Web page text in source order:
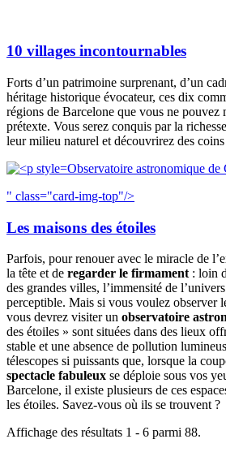
10 villages incontournables
Forts d’un patrimoine surprenant, d’un
héritage historique évocateur, ces dix
régions de Barcelone que vous ne pouvez
prétexte. Vous serez conquis par la
leur milieu naturel et découvrirez des
Observatoire astronomique de
" class="card-img-top"/>
Les maisons des étoiles
Parfois, pour renouer avec le miracle de
la tête et de regarder le firmament : loin
des grandes villes, l’immensité de
perceptible. Mais si vous voulez observer
vous devrez visiter un observatoire
des étoiles » sont situées dans des lieux
stable et une absence de pollution
télescopes si puissants que, lorsque la
spectacle fabuleux se déploie sous vos
Barcelone, il existe plusieurs de ces
les étoiles. Savez-vous où ils se trouvent ?
Affichage des résultats 1 - 6 parmi 88.